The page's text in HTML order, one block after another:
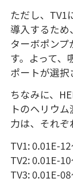
ただし、TV1
導入するた
ターボポン
す。よって、
ポートが選択
ちなみに、
トのヘリウ
力は、それぞ
TV1: 0.01E-
TV2: 0.01E-
TV3: 0.01E-